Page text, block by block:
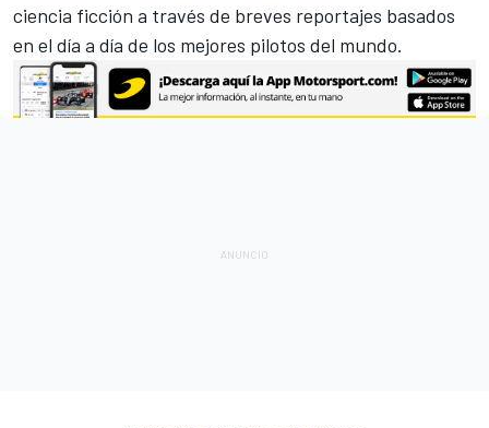
ciencia ficción a través de breves reportajes basados
en el día a día de los mejores pilotos del mundo.